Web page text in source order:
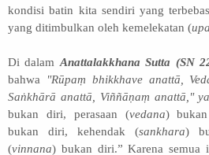
kondisi batin kita sendiri yang terbebas
yang ditimbulkan oleh kemelekatan (
Di dalam Anattalakkhana Sutta (SN
bahwa
"Rūpaṃ bhikkhave anattā,
Saṅkhārā anattā, Viññāṇaṃ anattā,"
bukan diri, perasaan (vedana)
bukan diri, kehendak (sankhara)
(vinnana) bukan diri.” Karena